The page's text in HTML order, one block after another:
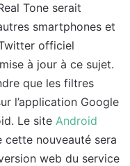
Tone serait
smartphones et
officiel
à jour à ce sujet.
que les filtres
l’application Google
Le site Android
nouveauté sera
web du service